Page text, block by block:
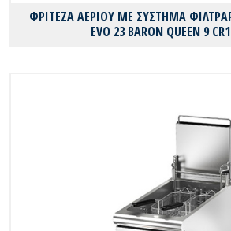
ΦΡΙΤΕΖΑ ΑΕΡΙΟΥ ΜΕ ΣΥΣΤΗΜΑ
EVO 23 BARON QUEEN 9